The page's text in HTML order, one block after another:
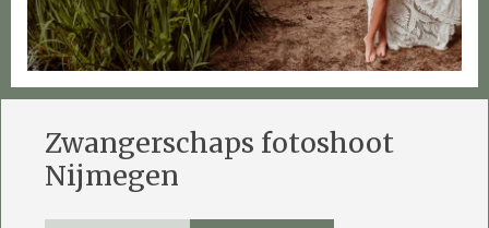
Zwangerschaps fotoshoot
Nijmegen